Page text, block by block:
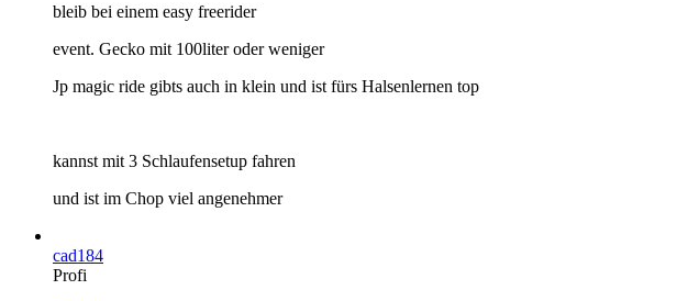
bleib bei einem easy freerider
event. Gecko mit 100liter oder weniger
Jp magic ride gibts auch in klein und ist fürs Halsenlernen top
kannst mit 3 Schlaufensetup fahren
und ist im Chop viel angenehmer
cad184
Profi